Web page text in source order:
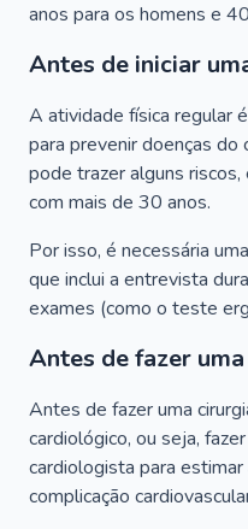
anos para os homens e
Antes de iniciar
A atividade física regular
para prevenir doenças do
pode trazer alguns
com mais de 30 anos.
Por isso, é necessária
que inclui a entrevista
exames (como o teste
Antes de fazer
Antes de fazer uma
cardiológico, ou seja,
cardiologista para
complicação